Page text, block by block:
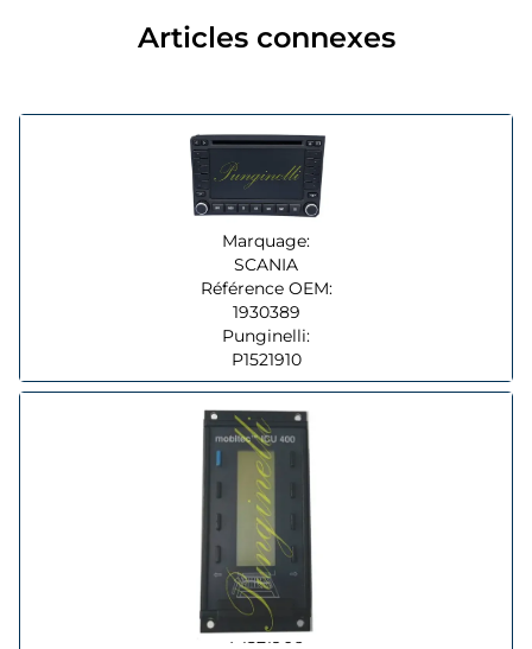
Articles connexes
Marquage:
SCANIA
Référence OEM:
1930389
Punginelli:
P1521910
Marquage:
MOBITEC
Référence OEM:
CU331432-2 USB
Punginelli:
P1521906